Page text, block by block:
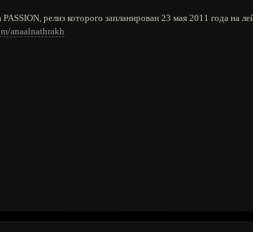
релиз которого запланирован 23 мая 2011 года на
anaalnathrakh